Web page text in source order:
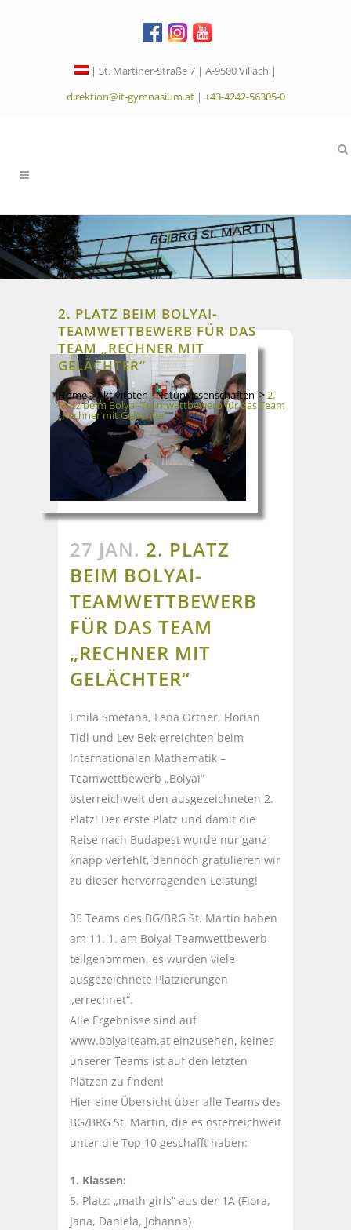
| St. Martiner-Straße 7 | A-9500 Villach |
direktion@it-gymnasium.at| +43-4242-56305-0
2. PLATZ BEIM BOLYAI-
TEAMWETTBEWERB FÜR DAS
TEAM „RECHNER MIT
GELÄCHTER“
Home>Aktivitäten - Naturwissenschaften >2.
Platz beim Bolyai-Teamwettbewerb für das Team
„Rechner mit Gelächter“
27 JAN. 2. PLATZ
BEIM BOLYAI-
TEAMWETTBEWERB
FÜR DAS TEAM
„RECHNER MIT
GELÄCHTER“
Emila Smetana, Lena Ortner, Florian
Tidl und Lev Bek erreichten beim
Internationalen Mathematik –
Teamwettbewerb „Bolyai“
österreichweit den ausgezeichneten 2.
Platz! Der erste Platz und damit die
Reise nach Budapest wurde nur ganz
knapp verfehlt, dennoch gratulieren wir
zu dieser hervorragenden Leistung!
35 Teams des BG/BRG St. Martin haben
am 11. 1. am Bolyai-Teamwettbewerb
teilgenommen, es wurden viele
ausgezeichnete Platzierungen
„errechnet“.
Alle Ergebnisse sind auf
www.bolyaiteam.at einzusehen, keines
unserer Teams ist auf den letzten
Plätzen zu finden!
Hier eine Übersicht über alle Teams des
BG/BRG St. Martin, die es österreichweit
unter die Top 10 geschafft haben:
1. Klassen:
5. Platz: „math girls“ aus der 1A (Flora,
Jana, Daniela, Johanna)